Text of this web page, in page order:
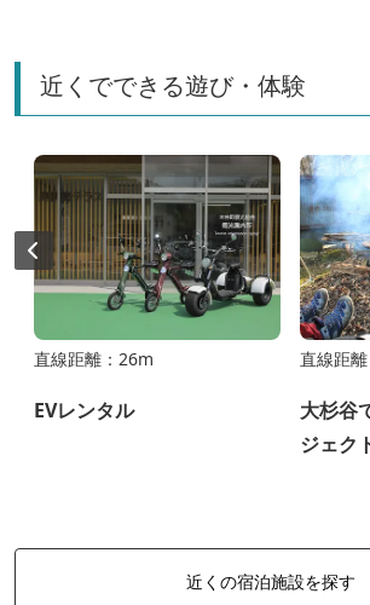
近くでできる遊び・体験
直線距離：26m
EVレンタル
直線距
大杉谷
ジェク
近くの宿泊施設を探す